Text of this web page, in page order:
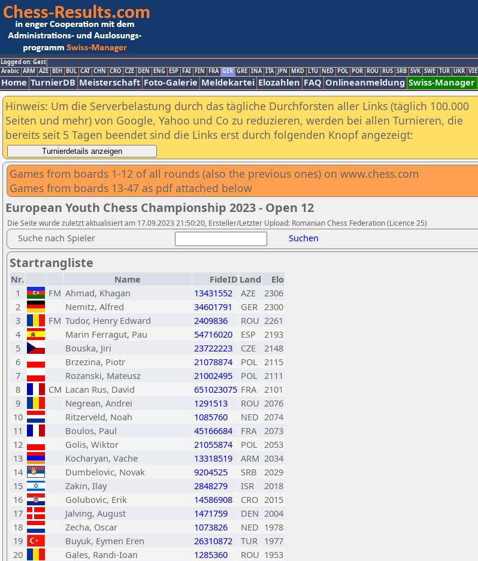
Logged on: Gast
Arabic ARM AZE BIH BUL CAT CHN CRO CZE DEN ENG ESP FAI FIN FRA GER GRE INA ITA JPN MKD LTU NED POL POR ROU RUS SRB SVK SWE TUR UKR VIE
Home TurnierDB Meisterschaft Foto-Galerie Meldekartei Elozahlen FAQ Onlineanmeldung Swiss-Manager
Hinweis: Um die Serverbelastung durch das tägliche Durchforsten aller Links (täglich 100.000
Seiten und mehr) von Google, Yahoo und Co zu reduzieren, werden bei allen Turnieren, die
bereits seit 5 Tagen beendet sind die Links erst durch folgenden Knopf angezeigt:
Games from boards 1-12 of all rounds (also the previous ones) on www.chess.com
Games from boards 13-47 as pdf attached below
European Youth Chess Championship 2023 - Open 12
Die Seite wurde zuletzt aktualisiert am 17.09.2023 21:50:20, Ersteller/Letzter Upload: Romanian Chess Federation (Licence 25)
Suche nach Spieler Suchen
Startrangliste
Nr. Name FideID Land
Elo
1
FM Ahmad, Khagan 13431552 AZE
2306
2
Nemitz, Alfred 34601791 GER 2300
3
FM Tudor, Henry Edward 2409836 ROU 2261
4
Marin Ferragut, Pau 54716020 ESP
2193
5
Bouska, Jiri 23722223 CZE
2148
6
Brzezina, Piotr 21078874 POL 2115
7
Rozanski, Mateusz 21002495 POL 2111
8
CM Lacan Rus, David 651023075 FRA
2101
9
Negrean, Andrei 1291513 ROU 2076
10
Ritzerveld, Noah 1085760 NED 2074
11
Boulos, Paul 45166684 FRA
2073
12
Golis, Wiktor 21055874 POL 2053
13
Kocharyan, Vache 13318519 ARM 2034
14
Dumbelovic, Novak 9204525 SRB
2029
15
Zakin, Ilay 2848279 ISR
2018
16
Golubovic, Erik 14586908 CRO 2015
17
Jalving, August 1471759 DEN 2004
18
Zecha, Oscar 1073826 NED 1978
19
Buyuk, Eymen Eren 26310872 TUR 1977
20
Gales, Randi-Ioan 1285360 ROU 1953